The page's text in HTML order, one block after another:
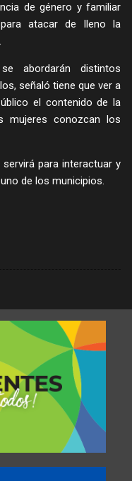
de género y familiar
atacar de lleno la
abordarán distintos
señaló tiene que ver a
el contenido de la
mujeres conozcan los
para interactuar y
de los municipios.